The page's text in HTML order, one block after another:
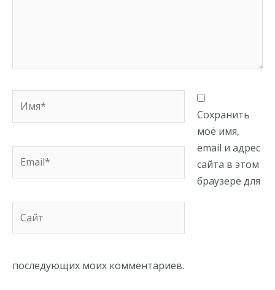
Сохранить
моё имя,
email и адрес
сайта в этом
браузере для
последующих моих комментариев.